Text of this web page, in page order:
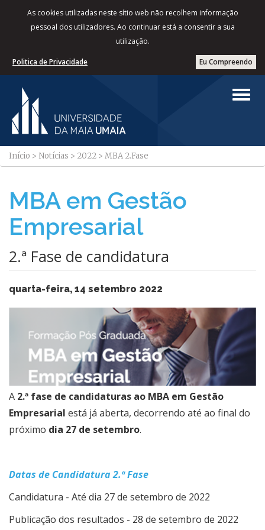
As cookies utilizadas neste sítio web não recolhem informação
pessoal dos utilizadores. Ao continuar está a consentir a sua
utilização.
Eu Compreendo
Politica de Privacidade
Início > Notícias > 2022 > MBA 2.Fase
MBA em Gestão
Empresarial
2.ª Fase de candidatura
quarta-feira, 14 setembro 2022
A 2.ª fase de candidaturas ao MBA em Gestão
Empresarial está já aberta, decorrendo até ao final do
próximo dia 27 de setembro.
Datas de Candidatura 2.ª Fase
Candidatura - Até dia 27 de setembro de 2022
Publicação dos resultados - 28 de setembro de 2022